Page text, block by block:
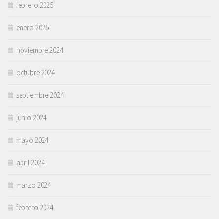
febrero 2025
enero 2025
noviembre 2024
octubre 2024
septiembre 2024
junio 2024
mayo 2024
abril 2024
marzo 2024
febrero 2024